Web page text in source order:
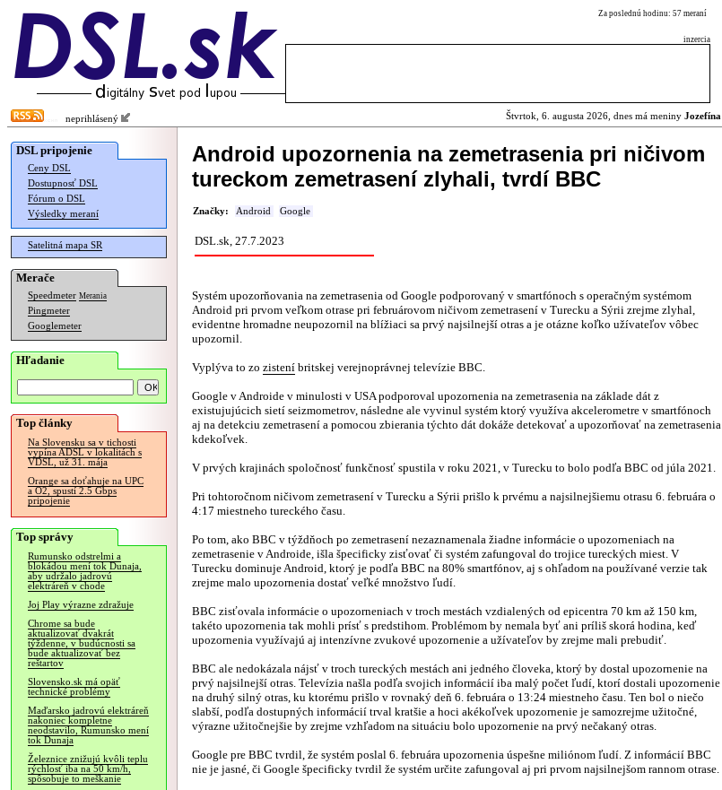
Za poslednú hodinu: 57 meraní
inzercia
neprihlásený Štvrtok, 6. augusta 2026, dnes má meniny Jozefína
DSL pripojenie
Ceny DSL
Dostupnosť DSL
Fórum o DSL
Výsledky meraní
Satelitná mapa SR
Merače
Speedmeter Merania
Pingmeter
Googlemeter
Hľadanie
Top články
Na Slovensku sa v tichosti
vypína ADSL v lokalitách s
VDSL, už 31. mája
Orange sa doťahuje na UPC
a O2, spustí 2.5 Gbps
pripojenie
Top správy
Rumunsko odstrelmi a
blokádou mení tok Dunaja,
aby udržalo jadrovú
elektráreň v chode
Joj Play výrazne zdražuje
Chrome sa bude
aktualizovať dvakrát
týždenne, v budúcnosti sa
bude aktualizovať bez
reštartov
Slovensko.sk má opäť
technické problémy
Maďarsko jadrovú elektráreň
nakoniec kompletne
neodstavilo, Rumunsko mení
tok Dunaja
Železnice znižujú kvôli teplu
rýchlosť iba na 50 km/h,
spôsobuje to meškanie
Android upozornenia na zemetrasenia pri ničivom
tureckom zemetrasení zlyhali, tvrdí BBC
Značky: Android Google
DSL.sk, 27.7.2023
Systém upozorňovania na zemetrasenia od Google podporovaný v smartfónoch s operačným systémom
Android pri prvom veľkom otrase pri februárovom ničivom zemetrasení v Turecku a Sýrii zrejme zlyhal,
evidentne hromadne neupozornil na blížiaci sa prvý najsilnejší otras a je otázne koľko užívateľov vôbec
upozornil.
Vyplýva to zo zistení britskej verejnoprávnej televízie BBC.
Google v Androide v minulosti v USA podporoval upozornenia na zemetrasenia na základe dát z
existujujúcich sietí seizmometrov, následne ale vyvinul systém ktorý využíva akcelerometre v smartfónoch
aj na detekciu zemetrasení a pomocou zbierania týchto dát dokáže detekovať a upozorňovať na zemetrasenia
kdekoľvek.
V prvých krajinách spoločnosť funkčnosť spustila v roku 2021, v Turecku to bolo podľa BBC od júla 2021.
Pri tohtoročnom ničivom zemetrasení v Turecku a Sýrii prišlo k prvému a najsilnejšiemu otrasu 6. februára o
4:17 miestneho tureckého času.
Po tom, ako BBC v týždňoch po zemetrasení nezaznamenala žiadne informácie o upozorneniach na
zemetrasenie v Androide, išla špecificky zisťovať či systém zafungoval do trojice tureckých miest. V
Turecku dominuje Android, ktorý je podľa BBC na 80% smartfónov, aj s ohľadom na používané verzie tak
zrejme malo upozornenia dostať veľké množstvo ľudí.
BBC zisťovala informácie o upozorneniach v troch mestách vzdialených od epicentra 70 km až 150 km,
takéto upozornenia tak mohli prísť s predstihom. Problémom by nemala byť ani príliš skorá hodina, keď
upozornenia využívajú aj intenzívne zvukové upozornenie a užívateľov by zrejme mali prebudiť.
BBC ale nedokázala nájsť v troch tureckých mestách ani jedného človeka, ktorý by dostal upozornenie na
prvý najsilnejší otras. Televízia našla podľa svojich informácií iba malý počet ľudí, ktorí dostali upozornenie
na druhý silný otras, ku ktorému prišlo v rovnaký deň 6. februára o 13:24 miestneho času. Ten bol o niečo
slabší, podľa dostupných informácií trval kratšie a hoci akékoľvek upozornenie je samozrejme užitočné,
výrazne užitočnejšie by zrejme vzhľadom na situáciu bolo upozornenie na prvý nečakaný otras.
Google pre BBC tvrdil, že systém poslal 6. februára upozornenia úspešne miliónom ľudí. Z informácií BBC
nie je jasné, či Google špecificky tvrdil že systém určite zafungoval aj pri prvom najsilnejšom rannom otrase.